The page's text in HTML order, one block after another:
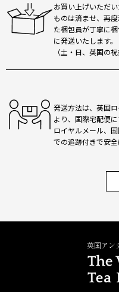
お買い上げいただ
ものは済ませ、再
た梱包員が丁寧に
に発送いたします。
（土・日、英国の
発送方法は、英国
より、国際宅配便に
ロイヤルメール、
での追跡付きで安全
英国アン